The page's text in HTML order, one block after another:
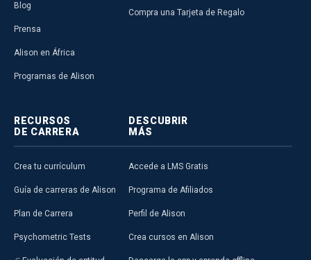
Blog
Prensa
Alison en África
Programas de Alison
Compra una Tarjeta de Regalo
RECURSOS
DE CARRERA
Crea tu currículum
Guía de carreras de Alison
Plan de Carrera
Psychometric Tests
DESCUBRIR
MÁS
Accede a LMS Gratis
Programa de Afiliados
Perfil de Alison
Crea cursos en Alison